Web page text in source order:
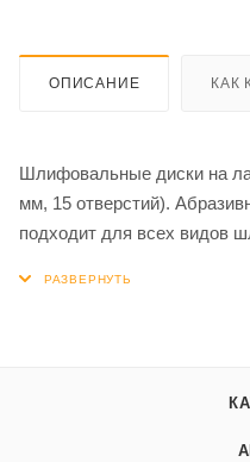
ОПИСАНИЕ КАК
Шлифовальные диски на
мм, 15 отверстий).
подходит для всех видов